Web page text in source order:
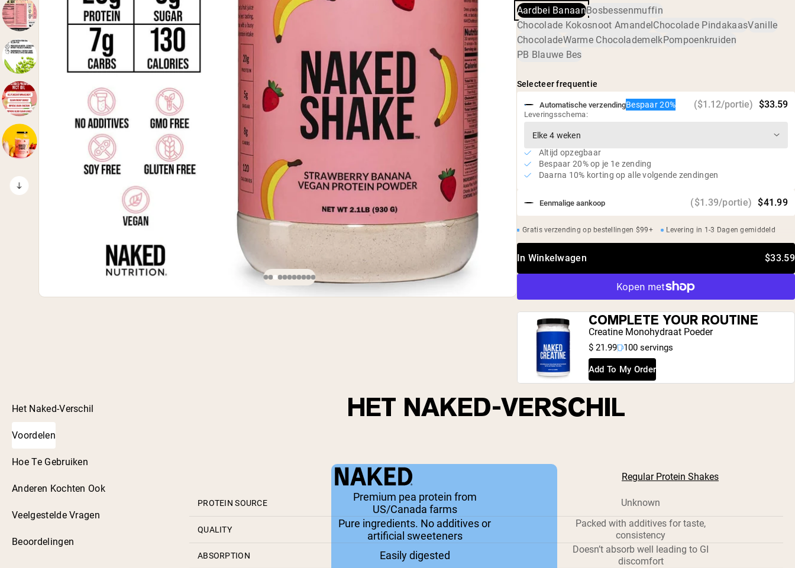
Milieuvriendelijke boerderijen in de VS en Canada
Laag suikergehalte
Geen kunstmatige zoetstoffen, smaken of kleurstoffen
Onafhankelijke derde partij test op zware metalen
pesticiden.
(bananensap, gevriesdroogde aardbeien, maltodextrine),
kaliumchloride, gefermenteerde rietsuiker (Reb-M), groentesap
(natuurlijke kleur)
Aardbei BanaanBosbessenmuffin
Chocolade Kokosnoot AmandelChocolade PindakaasVanille
ChocoladeWarme ChocolademelkPompoenkruiden
PB Blauwe Bes
Selecteer frequentie
Eenmalige aankoop ($1.39/portie) $41.99
Automatische verzendingBespaar 20% ($1.12/portie) $33.59
Leveringsschema:
Altijd opzegbaar
Bespaar 20% op je 1e zending
Daarna 10% korting op alle volgende zendingen
Gratis verzending op bestellingen $99+ Levering in 1-3 Dagen gemiddeld
In Winkelwagen $33.59
COMPLETE YOUR ROUTINE
Creatine Monohydraat Poeder
$ 21.99 100 servings
Add To My Order
Het Naked-Verschil
Voordelen
Hoe Te Gebruiken
Anderen Kochten Ook
Veelgestelde Vragen
Beoordelingen
HET NAKED-VERSCHIL
Regular Protein Shakes
PROTEIN SOURCE
Premium pea protein from
US/Canada farms
Unknown
QUALITY
Pure ingredients. No additives or
artificial sweeteners
Packed with additives for taste,
consistency
ABSORPTION Easily digested
Doesn’t absorb well leading to GI
discomfort